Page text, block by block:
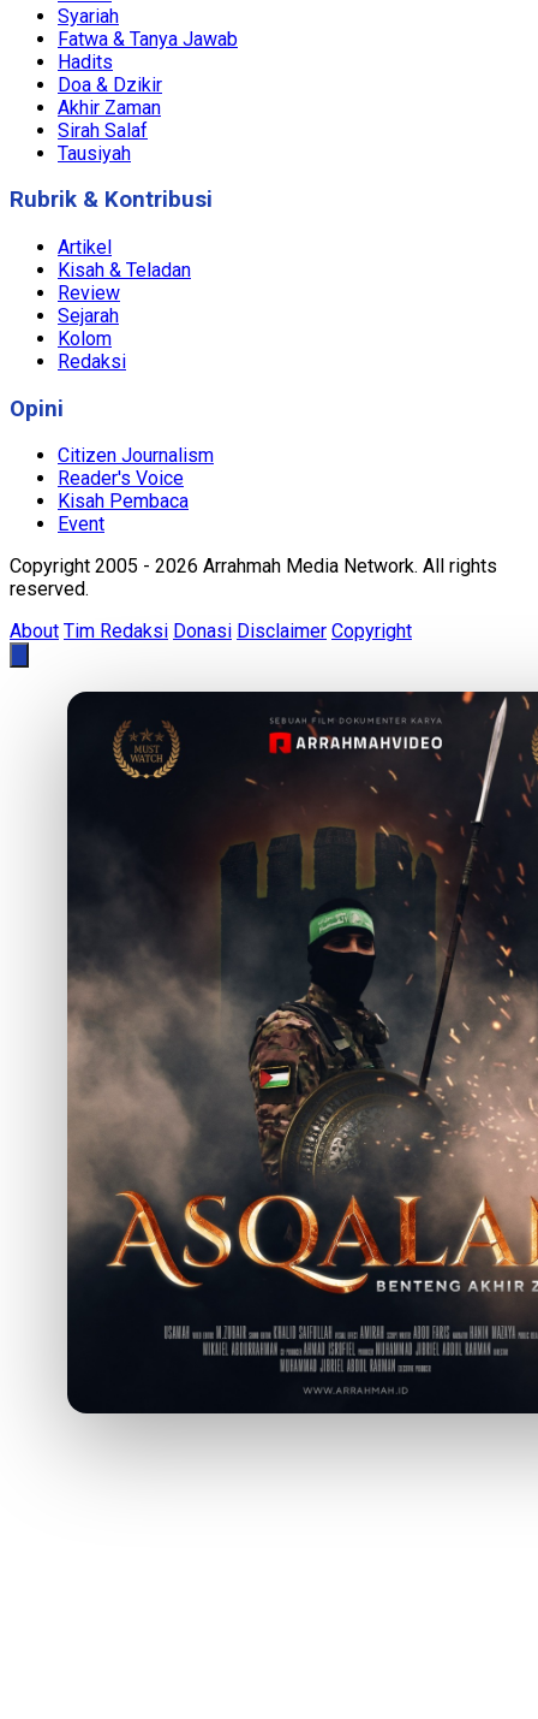
Syariah
Fatwa & Tanya Jawab
Hadits
Doa & Dzikir
Akhir Zaman
Sirah Salaf
Tausiyah
Rubrik & Kontribusi
Artikel
Kisah & Teladan
Review
Sejarah
Kolom
Redaksi
Opini
Citizen Journalism
Reader's Voice
Kisah Pembaca
Event
Copyright 2005 - 2026 Arrahmah Media Network. All rights
reserved.
About Tim Redaksi Donasi Disclaimer Copyright